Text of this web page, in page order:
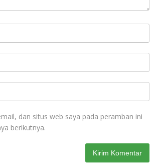
dan situs web saya pada peramban ini
berikutnya.